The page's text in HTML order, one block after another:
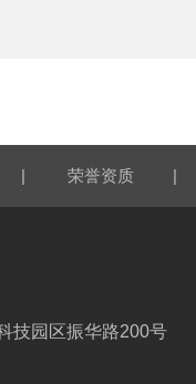
| 荣誉资质 |
技园区振华路200号